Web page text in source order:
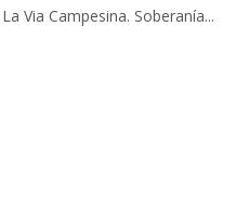
Via Campesina. Soberanía...